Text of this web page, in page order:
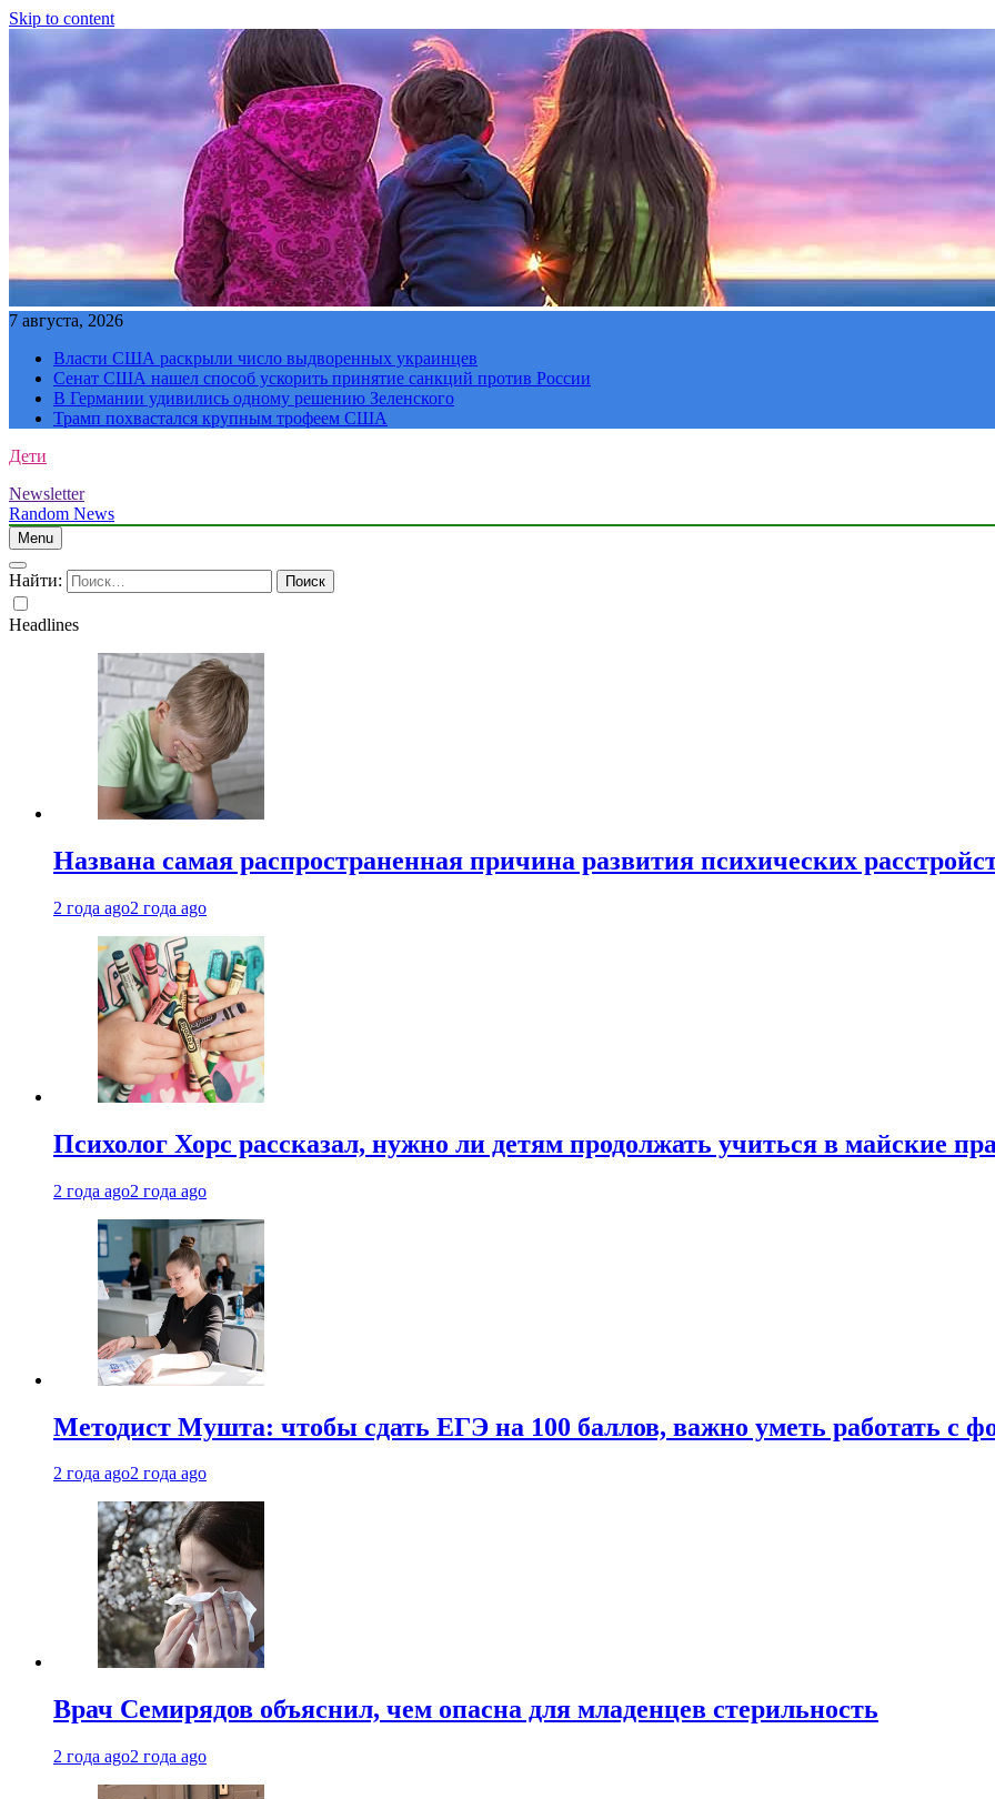
Skip to content
7 августа, 2026
Власти США раскрыли число выдворенных украинцев
Сенат США нашел способ ускорить принятие санкций против России
В Германии удивились одному решению Зеленского
Трамп похвастался крупным трофеем США
Дети
Newsletter
Random News
Menu
Найти:
Headlines
Названа самая распространенная причина развития психических
2 года ago2 года ago
Психолог Хорс рассказал, нужно ли детям продолжать учиться в майские
2 года ago2 года ago
Методист Мушта: чтобы сдать ЕГЭ на 100 баллов, важно уметь работать с
2 года ago2 года ago
Врач Семирядов объяснил, чем опасна для младенцев стерильность
2 года ago2 года ago